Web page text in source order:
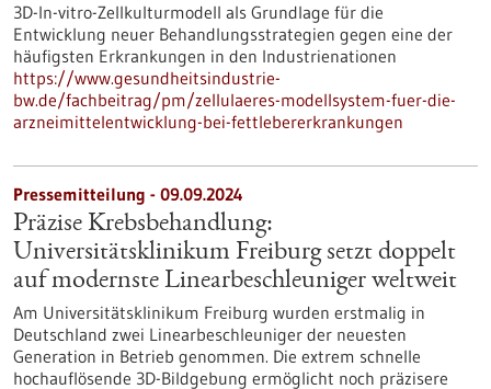
3D-In-vitro-Zellkulturmodell als Grundlage für die
Entwicklung neuer Behandlungsstrategien gegen eine der
häufigsten Erkrankungen in den Industrienationen
https://www.gesundheitsindustrie-
bw.de/fachbeitrag/pm/zellulaeres-modellsystem-fuer-die-
arzneimittelentwicklung-bei-fettlebererkrankungen
Pressemitteilung - 09.09.2024
Präzise Krebsbehandlung:
Universitätsklinikum Freiburg setzt doppelt
auf modernste Linearbeschleuniger weltweit
Am Universitätsklinikum Freiburg wurden erstmalig in
Deutschland zwei Linearbeschleuniger der neuesten
Generation in Betrieb genommen. Die extrem schnelle
hochauflösende 3D-Bildgebung ermöglicht noch präzisere